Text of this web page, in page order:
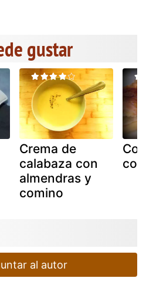
gustar
Crema de
calabaza con
almendras y
comino
al autor